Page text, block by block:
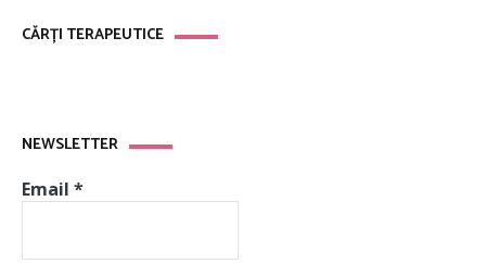
CĂRȚI TERAPEUTICE
NEWSLETTER
Email *